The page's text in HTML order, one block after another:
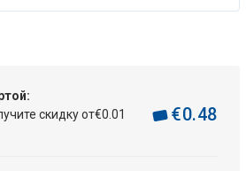
скидку от€0 01
€0.48